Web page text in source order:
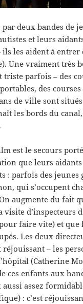
deux bandes de
et leurs
les aident à entrer
Une vraiment très
triste parfois – des
des
de ville sont
les bords du
est le secours
que leurs
: parfois des jeunes
qui s’occupent
augmente du fait
visite d’inspecteurs
faire vite) et que
Les deux
réjouissant – les
(Catherine
ces enfants aux
assez
: c’est